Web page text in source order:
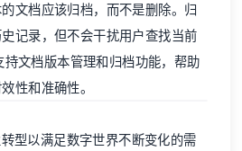
文档应该归档，而不是删除。归
记录，但不会干扰用户查找当前
文档版本管理和归档功能，帮助
性和准确性。
型以满足数字世界不断变化的需